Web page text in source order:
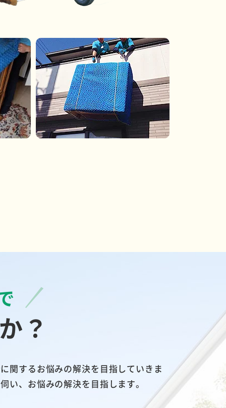
？
関するお悩みの解決を目指していきま
、お悩みの解決を目指します。